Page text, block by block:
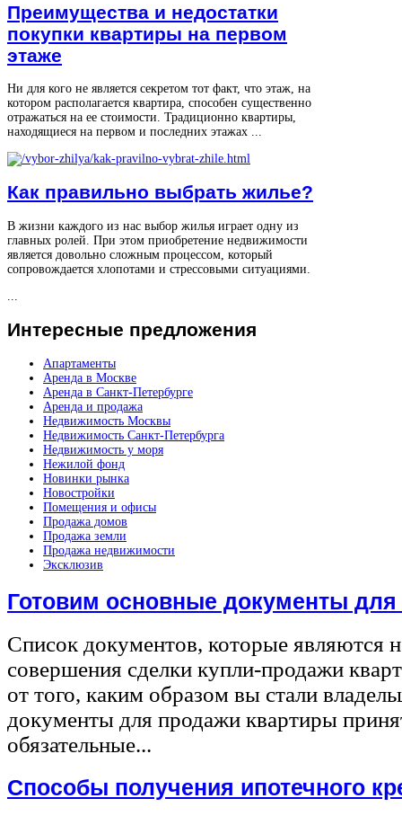
Преимущества и недостатки
покупки квартиры на первом
этаже
Ни для кого не является секретом тот факт, что этаж, на
котором располагается квартира, способен существенно
отражаться на ее стоимости. Традиционно квартиры,
находящиеся на первом и последних этажах ...
Как правильно выбрать жилье?
В жизни каждого из нас выбор жилья играет одну из
главных ролей. При этом приобретение недвижимости
является довольно сложным процессом, который
сопровождается хлопотами и стрессовыми ситуациями.
Интересные предложения
Апартаменты
Аренда в Москве
Аренда в Санкт-Петербурге
Аренда и продажа
Недвижимость Москвы
Недвижимость Санкт-Петербурга
Недвижимость у моря
Нежилой фонд
Новинки рынка
Новостройки
Помещения и офисы
Продажа домов
Продажа земли
Продажа недвижимости
Эксклюзив
Готовим основные документы
Список документов, которые являются
совершения сделки купли-продажи
от того, каким образом вы стали
документы для продажи квартиры
обязательные...
Способы получения ипотечного